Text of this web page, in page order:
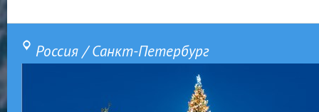
Россия / Санкт-Петербург